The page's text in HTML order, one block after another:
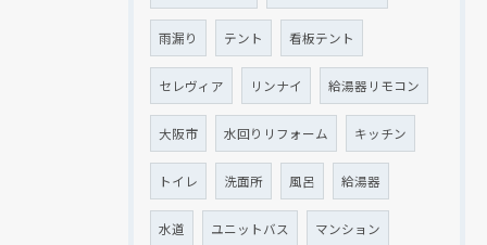
雨漏り テント 看板テント
セレヴィア リンナイ 給湯器リモコン
大阪市 水回りリフォーム キッチン
トイレ 洗面所 風呂 給湯器
水道 ユニットバス マンション